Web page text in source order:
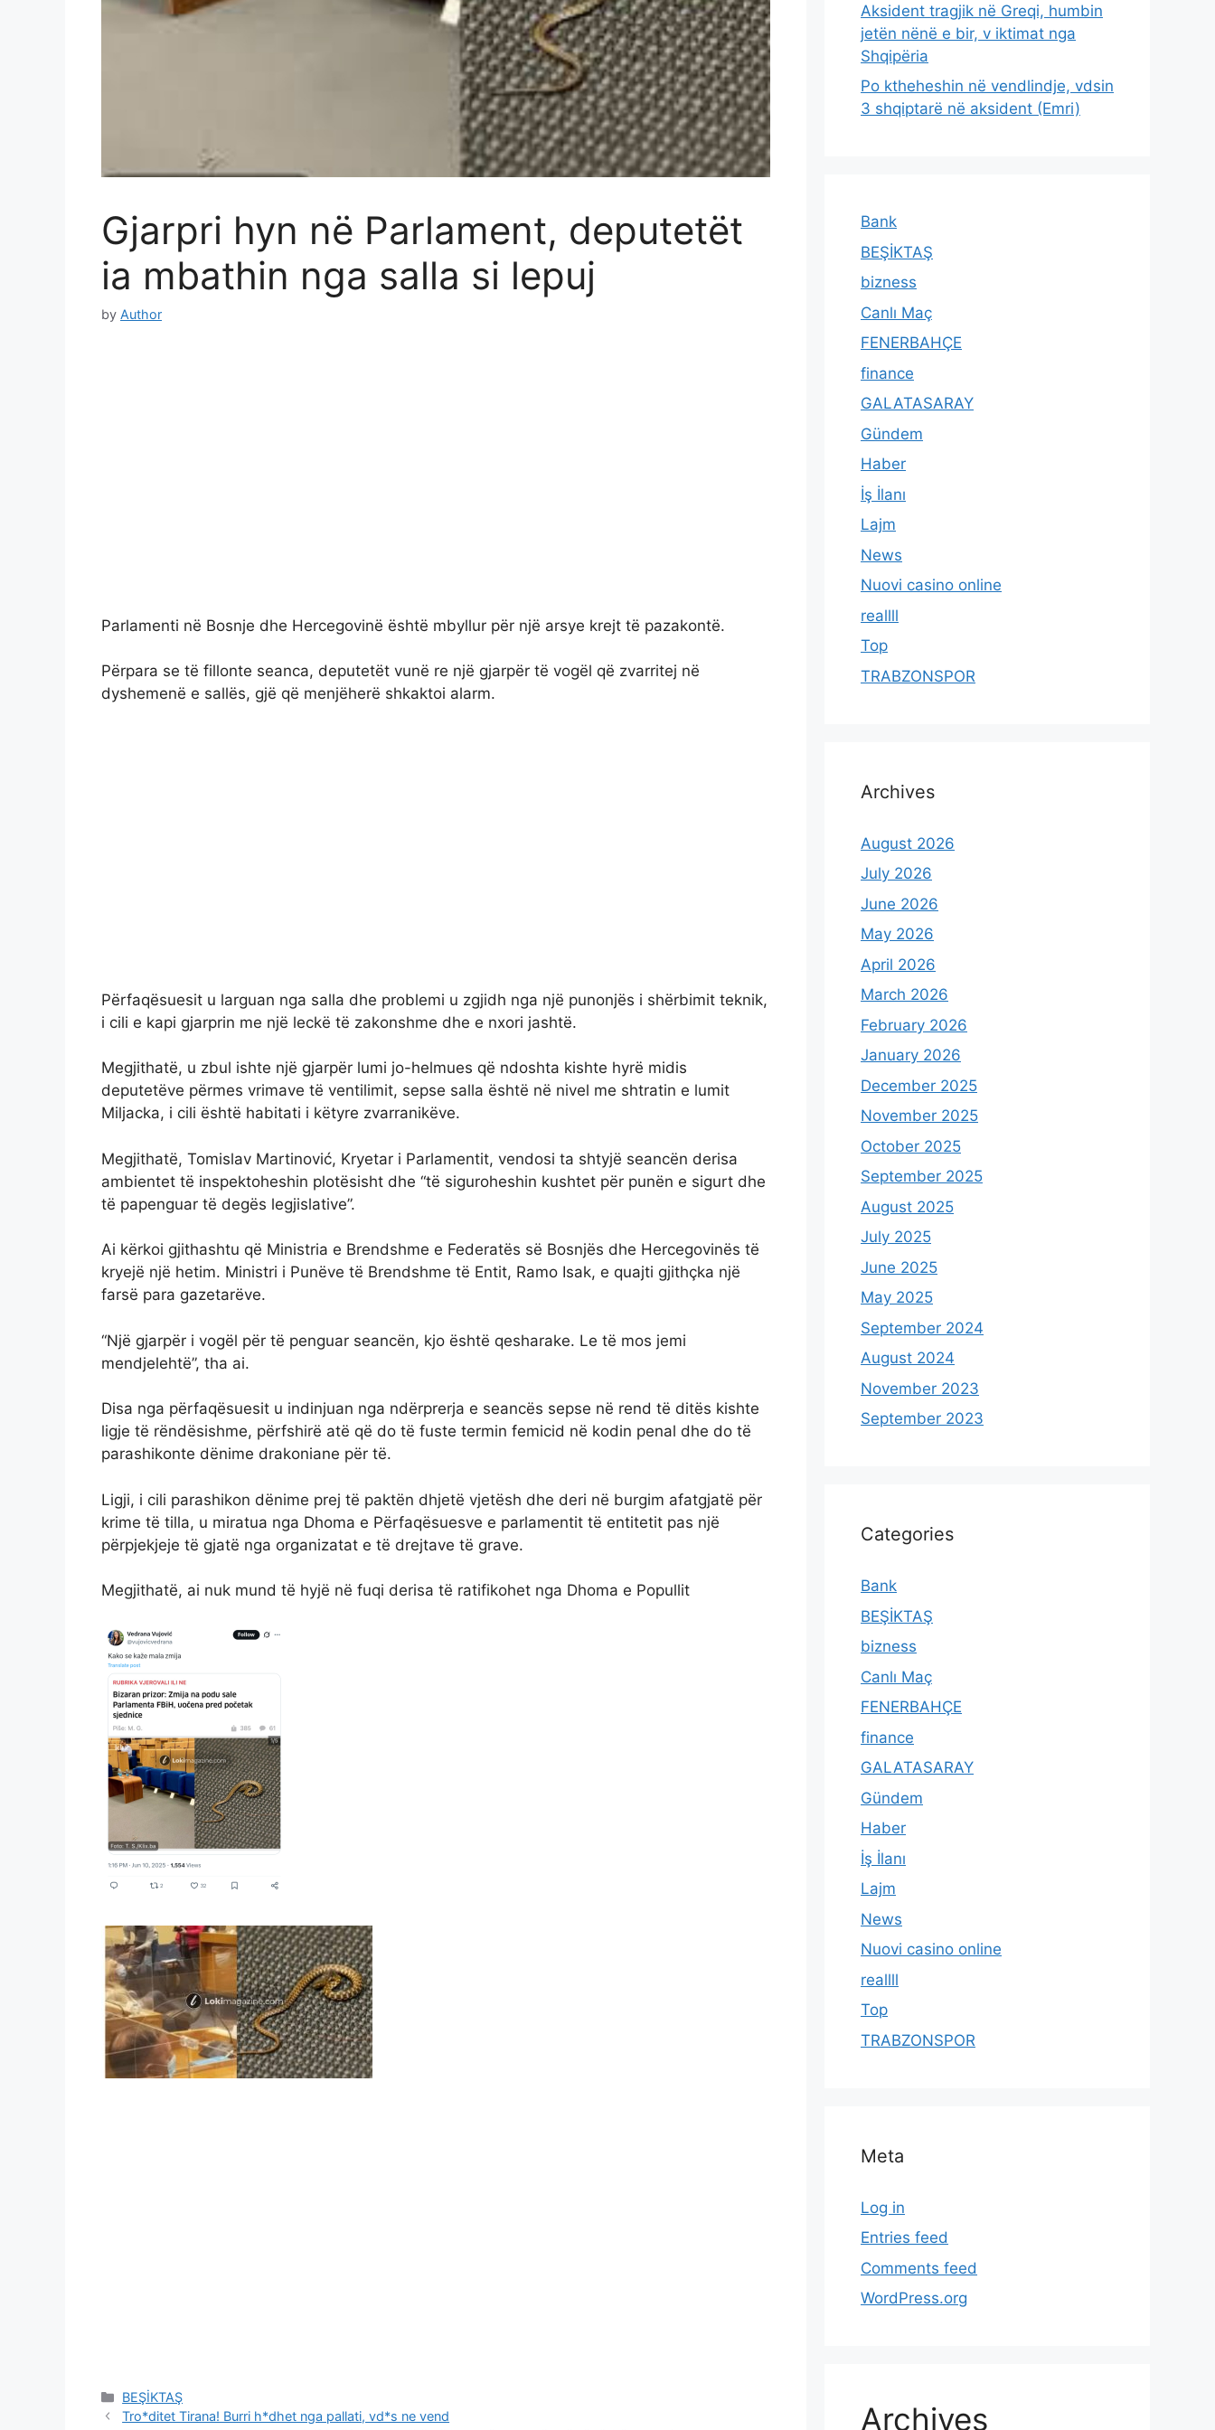
Gjarpri hyn në Parlament, deputetët
ia mbathin nga salla si lepuj
by Author
Parlamenti në Bosnje dhe Hercegovinë është mbyllur për një arsye krejt të pazakontë.
Përpara se të fillonte seanca, deputetët vunë re një gjarpër të vogël që zvarritej në
dyshemenë e sallës, gjë që menjëherë shkaktoi alarm.
Përfaqësuesit u larguan nga salla dhe problemi u zgjidh nga një punonjës i shërbimit teknik,
i cili e kapi gjarprin me një leckë të zakonshme dhe e nxori jashtë.
Megjithatë, u zbul ishte një gjarpër lumi jo-helmues që ndoshta kishte hyrë midis
deputetëve përmes vrimave të ventilimit, sepse salla është në nivel me shtratin e lumit
Miljacka, i cili është habitati i këtyre zvarranikëve.
Megjithatë, Tomislav Martinović, Kryetar i Parlamentit, vendosi ta shtyjë seancën derisa
ambientet të inspektoheshin plotësisht dhe “të siguroheshin kushtet për punën e sigurt dhe
të papenguar të degës legjislative”.
Ai kërkoi gjithashtu që Ministria e Brendshme e Federatës së Bosnjës dhe Hercegovinës të
kryejë një hetim. Ministri i Punëve të Brendshme të Entit, Ramo Isak, e quajti gjithçka një
farsë para gazetarëve.
“Një gjarpër i vogël për të penguar seancën, kjo është qesharake. Le të mos jemi
mendjelehtë”, tha ai.
Disa nga përfaqësuesit u indinjuan nga ndërprerja e seancës sepse në rend të ditës kishte
ligje të rëndësishme, përfshirë atë që do të fuste termin femicid në kodin penal dhe do të
parashikonte dënime drakoniane për të.
Ligji, i cili parashikon dënime prej të paktën dhjetë vjetësh dhe deri në burgim afatgjatë për
krime të tilla, u miratua nga Dhoma e Përfaqësuesve e parlamentit të entitetit pas një
përpjekjeje të gjatë nga organizatat e të drejtave të grave.
Megjithatë, ai nuk mund të hyjë në fuqi derisa të ratifikohet nga Dhoma e Popullit
Categories
BEŞİKTAŞ
Tro*ditet Tirana! Burri h*dhet nga pallati, vd*s ne vend
Aksident tragjik në Greqi, humbin
jetën nënë e bir, v iktimat nga
Shqipëria
Po ktheheshin në vendlindje, vdsin
3 shqiptarë në aksident (Emri)
Bank
BEŞİKTAŞ
bizness
Canlı Maç
FENERBAHÇE
finance
GALATASARAY
Gündem
Haber
İş İlanı
Lajm
News
Nuovi casino online
reallll
Top
TRABZONSPOR
Archives
August 2026
July 2026
June 2026
May 2026
April 2026
March 2026
February 2026
January 2026
December 2025
November 2025
October 2025
September 2025
August 2025
July 2025
June 2025
May 2025
September 2024
August 2024
November 2023
September 2023
Categories
Bank
BEŞİKTAŞ
bizness
Canlı Maç
FENERBAHÇE
finance
GALATASARAY
Gündem
Haber
İş İlanı
Lajm
News
Nuovi casino online
reallll
Top
TRABZONSPOR
Meta
Log in
Entries feed
Comments feed
WordPress.org
Archives